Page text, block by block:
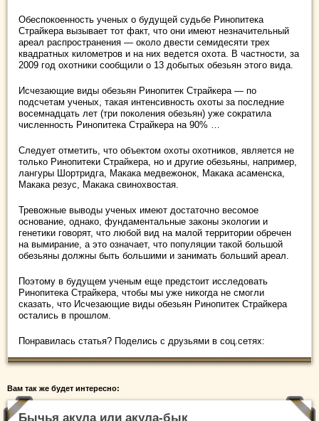
Обеспокоенность ученых о будущей судьбе Ринопитека
Страйкера вызывает тот факт, что они имеют незначительный
ареал распространения — около двести семидесяти трех
квадратных километров и на них ведется охота. В частности, за
2009 год охотники сообщили о 13 добытых обезьян этого вида.
Исчезающие виды обезьян Ринопитек Страйкера — по
подсчетам ученых, такая интенсивность охоты за последние
восемнадцать лет (три поколения обезьян) уже сократила
численность Ринопитека Страйкера на 90% …
Следует отметить, что объектом охоты охотников, является не
только Ринопитеки Страйкера, но и другие обезьяны, например,
лангуры Шортридга, Макака медвежонок, Макака асаменска,
Макака резус, Макака свинохвостая.
Тревожные выводы ученых имеют достаточно весомое
основание, однако, фундаментальные законы экологии и
генетики говорят, что любой вид на малой территории обречен
на вымирание, а это означает, что популяции такой большой
обезьяны должны быть большими и занимать больший ареал.
Поэтому в будущем ученым еще предстоит исследовать
Ринопитека Страйкера, чтобы мы уже никогда не смогли
сказать, что Исчезающие виды обезьян Ринопитек Страйкера
остались в прошлом.
Понравилась статья? Поделись с друзьями в соц.сетях:
Вам так же будет интересно:
Бычья акула или акула-бык